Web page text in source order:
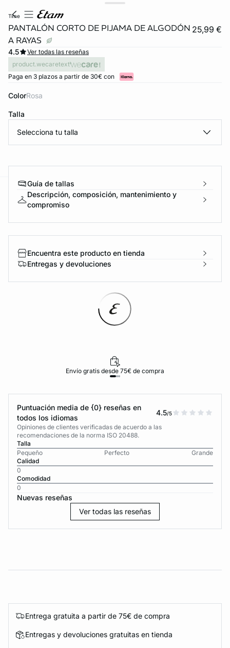
time
PANTALÓN CORTO DE PIJAMA DE ALGODÓN
A RAYAS
25,99 €
4.5
Ver todas las reseñas
product.wecaretext
Paga en 3 plazos a partir de 30€ con
Color rosa
Talla
Selecciona tu talla
Guía de tallas
Descripción, composición, mantenimiento y
compromiso
Encuentra este producto en tienda
Entregas y devoluciones
Envío gratis desde 75€ de compra
Puntuación media de {0} reseñas en
todos los idiomas
4.5/5
Opiniones de clientes verificadas de acuerdo a las
recomendaciones de la norma ISO 20488.
Talla
Pequeño
Perfecto
Grande
Calidad
0
Comodidad
0
Nuevas reseñas
Ver todas las reseñas
Entrega gratuita a partir de 75€ de compra
Entregas y devoluciones gratuitas en tienda